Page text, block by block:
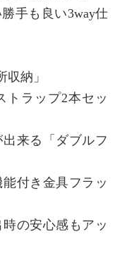
手も良い3way仕
収納」
トラップ2本セッ
来る「ダブルフ
付き金具フラッ
の安心感もアッ